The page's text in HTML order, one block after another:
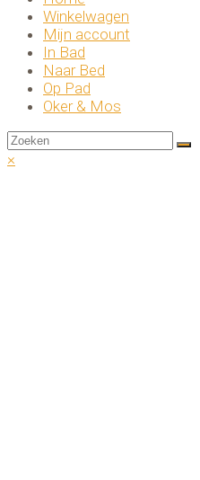
Winkelwagen
Mijn account
In Bad
Naar Bed
Op Pad
Oker & Mos
Back
×